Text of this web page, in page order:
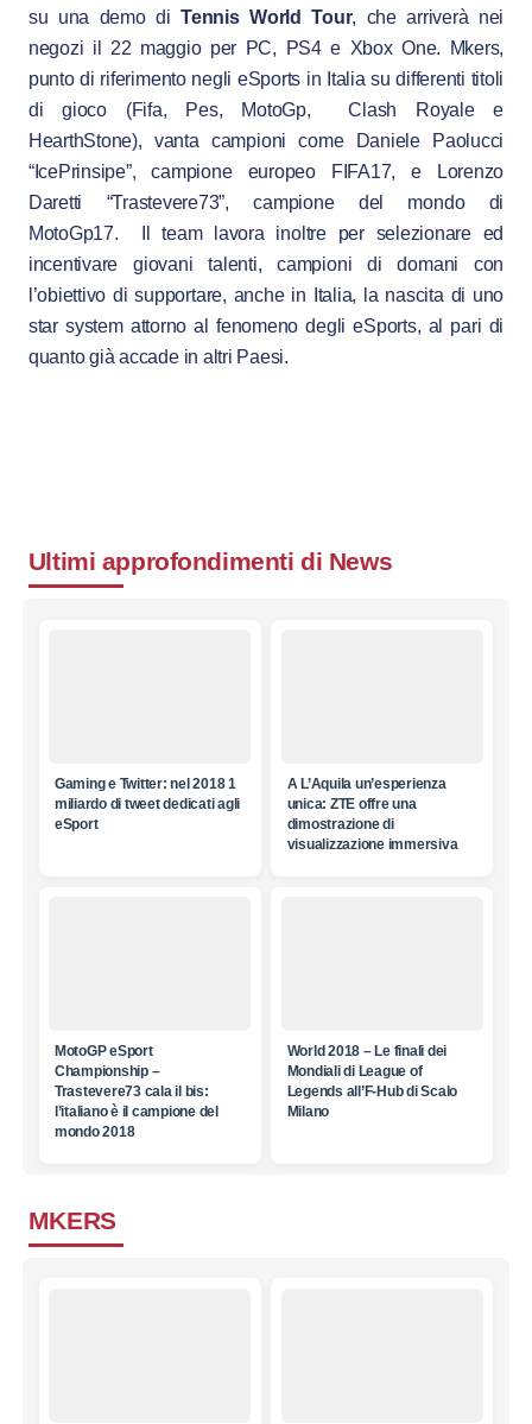
su una demo diTennis World Tour, che arriverà nei
negozi il 22 maggio per PC, PS4 e Xbox One. Mkers,
punto di riferimento negli eSports in Italia su differenti titoli
di gioco (Fifa, Pes, MotoGp, Clash Royale e
HearthStone), vanta campioni come Daniele Paolucci
“IcePrinsipe”, campione europeo FIFA17, e Lorenzo
Daretti “Trastevere73”, campione del mondo di
MotoGp17. Il team lavora inoltre per selezionare ed
incentivare giovani talenti, campioni di domani con
l’obiettivo di supportare, anche in Italia, la nascita di uno
star system attorno al fenomeno degli eSports, al pari di
quanto già accade in altri Paesi.
Ultimi approfondimenti di News
Gaming e Twitter: nel 2018 1
miliardo di tweet dedicati agli
eSport
A L’Aquila un’esperienza
unica: ZTE offre una
dimostrazione di
visualizzazione immersiva
MotoGP eSport
Championship –
Trastevere73 cala il bis:
l’italiano è il campione del
mondo 2018
World 2018 – Le finali dei
Mondiali di League of
Legends all’F-Hub di Scalo
Milano
MKERS